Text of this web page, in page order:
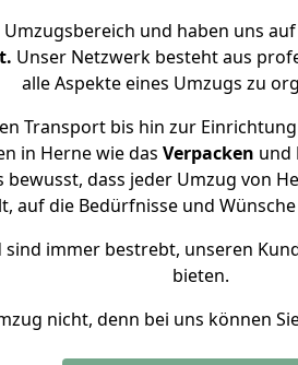
Umzugsbereich und haben uns
Unser Netzwerk besteht aus
alle Aspekte eines Umzugs zu
Transport bis hin zur
in Herne wie das Verpacken und
dass jeder Umzug von
auf die Bedürfnisse und
sind immer bestrebt, unseren
bieten.
nicht, denn bei uns können